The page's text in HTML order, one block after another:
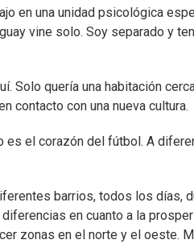
en una unidad psicológica
vine solo. Soy separado y
Solo quería una habitación
contacto con una nueva cultura.
es el corazón del fútbol. A
barrios, todos los días,
en cuanto a la
zonas en el norte y el oeste.